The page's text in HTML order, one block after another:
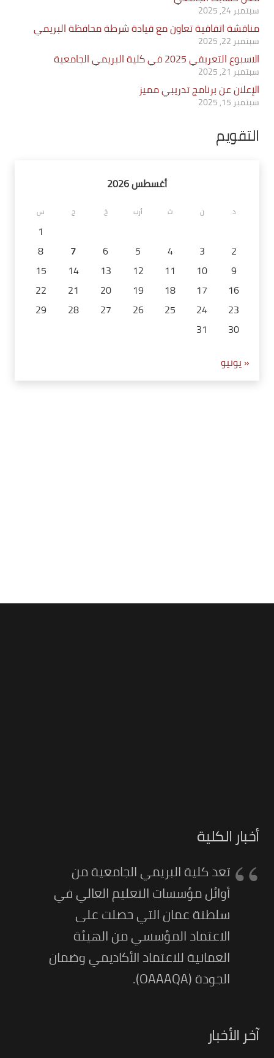
سبتمبر 24, 2025
مناقشة اتفاقية تعاون مع قيادة شرطة محافظة البريمي
سبتمبر 22, 2025
الاسبوع التعريفي 2025 في كلية البريمي الجامعية
سبتمبر 21, 2025
الإعلان عن برنامج تدريبي مميز
سبتمبر 15, 2025
التقويم
أغسطس 2026
د ن ث أرب خ ج س
1
2
3
4
5
6
7
8
9
10
11
12
13
14
15
16
17
18
19
20
21
22
23
24
25
26
27
28
29
30
31
« يونيو
أخبار الكلية
تعد كلية البريمي الجامعية من
أوائل مؤسسات التعليم العالي في
سلطنة عمان التي حصلت على
الاعتماد المؤسسي من الهيئة
العمانية للاعتماد الأكاديمي وضمان
الجودة (OAAAQA).
آخر الأخبار